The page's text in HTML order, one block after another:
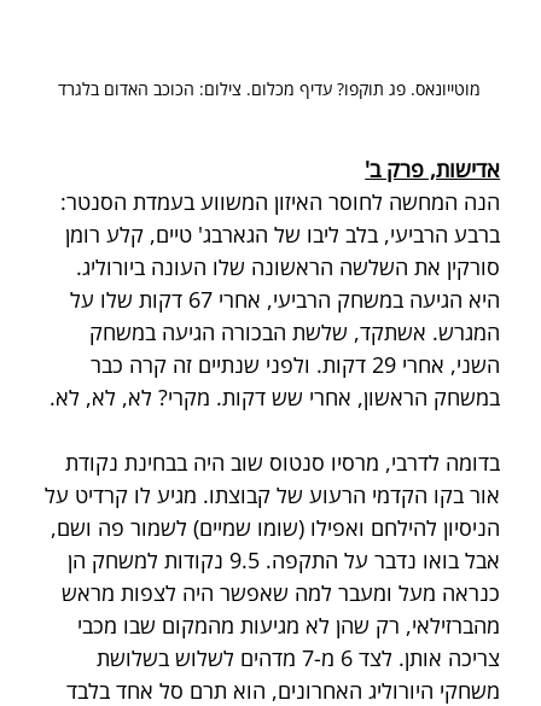
מוטייונאס. פג תוקפו? עדיף מכלום. צילום: הכוכב האדום בלגרד
אדישות, פרק ב'
הנה המחשה לחוסר האיזון המשווע בעמדת הסנטר:
ברבע הרביעי, בלב ליבו של הגארבג' טיים, קלע רומן
סורקין את השלשה הראשונה שלו העונה ביורוליג.
היא הגיעה במשחק הרביעי, אחרי 67 דקות שלו על
המגרש. אשתקד, שלשת הבכורה הגיעה במשחק
השני, אחרי 29 דקות. ולפני שנתיים זה קרה כבר
במשחק הראשון, אחרי שש דקות. מקרי? לא, לא, לא.
בדומה לדרבי, מרסיו סנטוס שוב היה בבחינת נקודת
אור בקו הקדמי הרעוע של קבוצתו. מגיע לו קרדיט על
הניסיון להילחם ואפילו (שומו שמיים) לשמור פה ושם,
אבל בואו נדבר על התקפה. 9.5 נקודות למשחק הן
כנראה מעל ומעבר למה שאפשר היה לצפות מראש
מהברזילאי, רק שהן לא מגיעות מהמקום שבו מכבי
צריכה אותן. לצד 6 מ-7 מדהים לשלוש בשלושת
משחקי היורוליג האחרונים, הוא תרם סל אחד בלבד